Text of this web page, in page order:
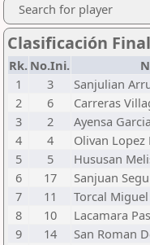
Search for player
Clasificación
Rk. No.Ini.
1
3 Sanjulian
2
6 Carreras
3
2 Ayensa
4
4 Olivan Lopez
5
5 Hususan
6
17 Sanjuan
7
11 Torcal
8
10 Lacamara
9
14 San Roman